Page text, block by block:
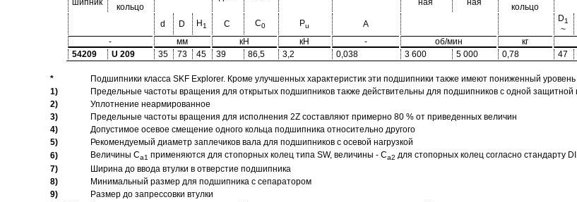
шипник
кольцо
ная
ная
кольцо
d
D H1 C C0 Pu A
D1
~
-
мм кН кН - об/мин кг
54209
U 209 35 73 45 39 86,5 3,2 0,038 3 600 5 000 0,78 47
*
Подшипники класса SKF Explorer. Кроме улучшенных характеристик эти подшипники также имеют пониженный
1)
Предельные частоты вращения для открытых подшипников также действительны для подшипников с одной защитной
2)
Уплотнение неармированное
3)
Предельные частоты вращения для исполнения 2Z составляют примерно 80 % от приведенных величин
4)
Допустимое осевое смещение одного кольца подшипника относительно другого
5)
Рекомендуемый диаметр заплечиков вала для подшипников с осевой нагрузкой
6)
Величины Ca1 применяются для стопорных колец типа SW, величины - Ca2 для стопорных колец согласно стандарту
7)
Ширина до ввода втулки в отверстие подшипника
8)
Минимальный размер для подшипника с сепаратором
9)
Размер до запрессовки втулки